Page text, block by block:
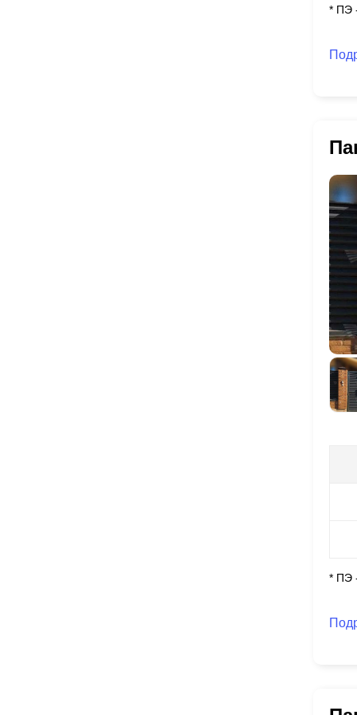
* ПЭ
* ПЭ